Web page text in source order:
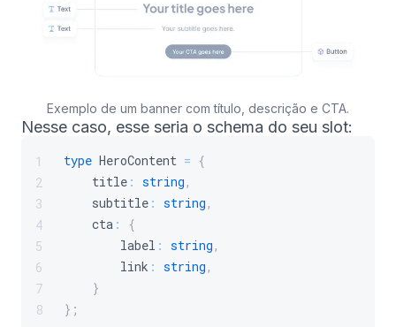
Exemplo de um banner com título, descrição e CTA.
Nesse caso, esse seria o schema do seu slot:
1
2
3
4
5
6
7
8
type HeroContent = {
    title
: string ,
    subtitle
: string ,
    cta
:
{
        label
: string ,
        link
: string ,
}
} ;